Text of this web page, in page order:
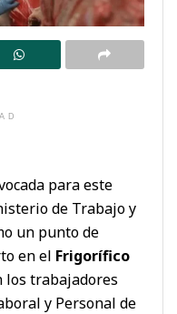
para este
de Trabajo y
un punto de
en el Frigorífico
los trabajadores
y Personal de